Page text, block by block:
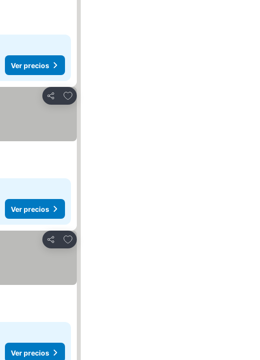
Ver precios
Compartir
Agregar a favoritos
Ver precios
Compartir
Agregar a favoritos
Ver precios